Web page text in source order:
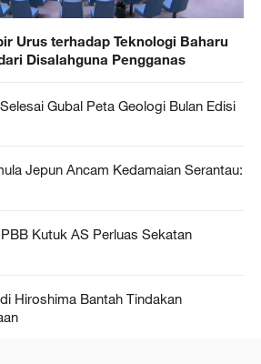
Urus terhadap Teknologi Baharu
Disalahguna Pengganas
Gubal Peta Geologi Bulan Edisi
Jepun Ancam Kedamaian Serantau:
Kutuk AS Perluas Sekatan
Hiroshima Bantah Tindakan